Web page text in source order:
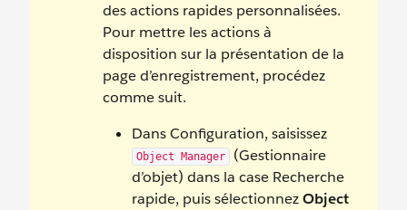
des actions rapides personnalisées.
Pour mettre les actions à
disposition sur la présentation de la
page d’enregistrement, procédez
comme suit.
Dans Configuration, saisissez
Object Manager
(Gestionnaire
d’objet) dans la case Recherche
rapide, puis sélectionnezObject